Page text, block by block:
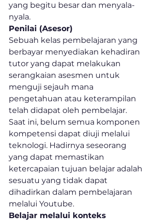
yang begitu besar dan menyala-
nyala.
Penilai (Asesor)
Sebuah kelas pembelajaran yang
berbayar menyediakan kehadiran
tutor yang dapat melakukan
serangkaian asesmen untuk
menguji sejauh mana
pengetahuan atau keterampilan
telah didapat oleh pembelajar.
Saat ini, belum semua komponen
kompetensi dapat diuji melalui
teknologi. Hadirnya seseorang
yang dapat memastikan
ketercapaian tujuan belajar adalah
sesuatu yang tidak dapat
dihadirkan dalam pembelajaran
melalui Youtube.
Belajar melalui konteks